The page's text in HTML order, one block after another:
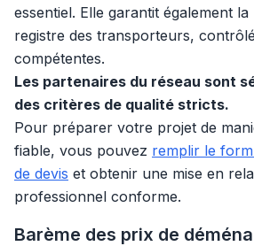
essentiel. Elle garantit également
registre des transporteurs,
compétentes.
Les partenaires du réseau sont
des critères de qualité stricts.
Pour préparer votre projet de
fiable, vous pouvez remplir le
de devis et obtenir une mise en
professionnel conforme.
Barème des prix de